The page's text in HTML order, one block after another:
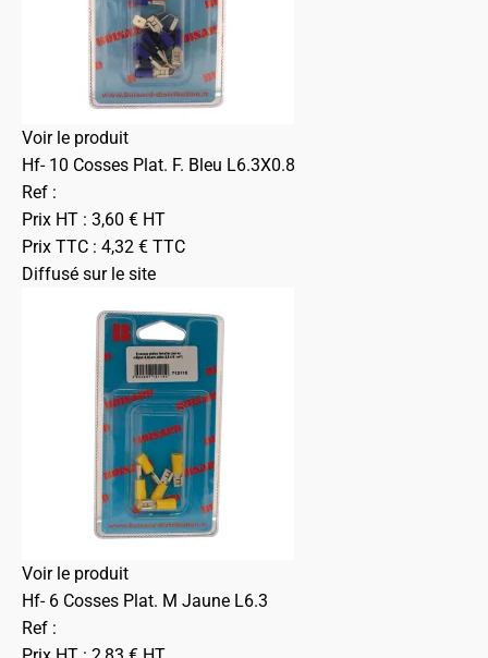
Voir le produit
Hf- 10 Cosses Plat. F. Bleu L6.3X0.8
Ref :
Prix HT : 3,60 € HT
Prix TTC : 4,32 € TTC
Diffusé sur le site
Voir le produit
Hf- 6 Cosses Plat. M Jaune L6.3
Ref :